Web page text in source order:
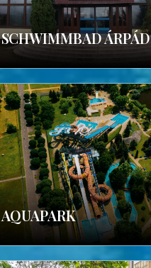
SCHWIMMBAD ÁRPÁD
AQUAPARK